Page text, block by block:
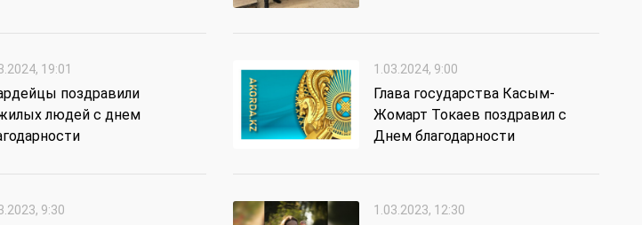
19:01
поздравили
людей с днем
1.03.2024, 9:00
Глава государства Касым-
Жомарт Токаев поздравил с
Днем благодарности
9:30 1.03.2023, 12:30